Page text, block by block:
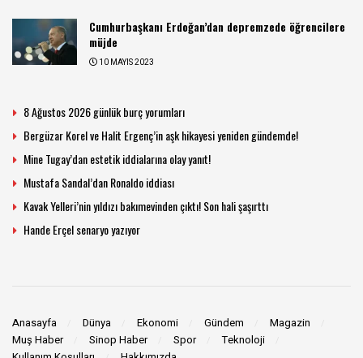
Cumhurbaşkanı Erdoğan’dan depremzede öğrencilere
müjde
10 MAYIS 2023
8 Ağustos 2026 günlük burç yorumları
Bergüzar Korel ve Halit Ergenç’in aşk hikayesi yeniden gündemde!
Mine Tugay’dan estetik iddialarına olay yanıt!
Mustafa Sandal’dan Ronaldo iddiası
Kavak Yelleri’nin yıldızı bakımevinden çıktı! Son hali şaşırttı
Hande Erçel senaryo yazıyor
Anasayfa Dünya Ekonomi Gündem
Magazin
Muş Haber
Sinop Haber Spor
Teknoloji